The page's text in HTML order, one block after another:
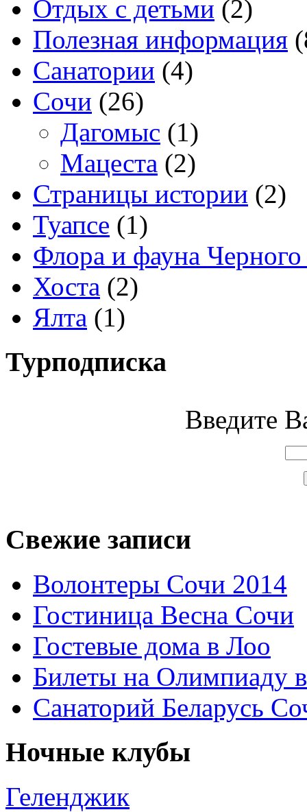
Отдых с детьми (2)
Полезная информация
Санатории (4)
Сочи (26)
Дагомыс (1)
Мацеста (2)
Страницы истории (2)
Туапсе (1)
Флора и фауна
Хоста (2)
Ялта (1)
Турподписка
Введите
Свежие записи
Волонтеры Сочи 2014
Гостиница Весна Сочи
Гостевые дома в Лоо
Билеты на Олимпиаду
Санаторий Беларусь
Ночные клубы
Геленджик